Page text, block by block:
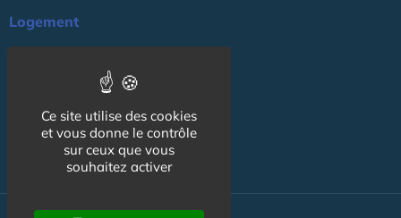
Logement
Association
NOS AUTRES SITES :
Ce site utilise des cookies
et vous donne le contrôle
sur ceux que vous
souhaitez activer